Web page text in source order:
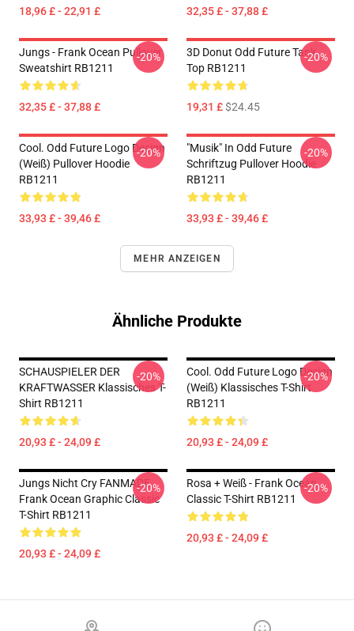
18,96 £ - 22,91 £ 32,35 £ - 37,88 £
Jungs - Frank Ocean Pullover
Sweatshirt RB1211
32,35 £ - 37,88 £
-20%
3D Donut Odd Future Tank
Top RB1211
19,31 £$24.45
-20%
Cool. Odd Future Logo Design
(weiß) Pullover Hoodie
RB1211
33,93 £ - 39,46 £
-20%
"Musik" In Odd Future
Schriftzug Pullover Hoodie
RB1211
33,93 £ - 39,46 £
-20%
MEHR ANZEIGEN
Ähnliche Produkte
SCHAUSPIELER DER
KRAFTWASSER Klassisches T-
Shirt RB1211
20,93 £ - 24,09 £
-20%
Cool. Odd Future Logo Design
(weiß) Klassisches T-Shirt
RB1211
20,93 £ - 24,09 £
-20%
Jungs Nicht Cry FANMADE
Frank Ocean Graphic Classic
T-Shirt RB1211
20,93 £ - 24,09 £
-20%
Rosa + Weiß - Frank Ocean
Classic T-Shirt RB1211
20,93 £ - 24,09 £
-20%